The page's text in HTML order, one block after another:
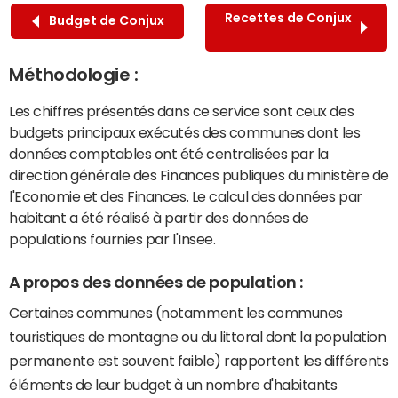
Budget de Conjux Recettes de Conjux
Méthodologie :
Les chiffres présentés dans ce service sont ceux des
budgets principaux exécutés des communes dont les
données comptables ont été centralisées par la
direction générale des Finances publiques du ministère de
l'Economie et des Finances. Le calcul des données par
habitant a été réalisé à partir des données de
populations fournies par l'Insee.
A propos des données de population :
Certaines communes (notamment les communes
touristiques de montagne ou du littoral dont la population
permanente est souvent faible) rapportent les différents
éléments de leur budget à un nombre d'habitants